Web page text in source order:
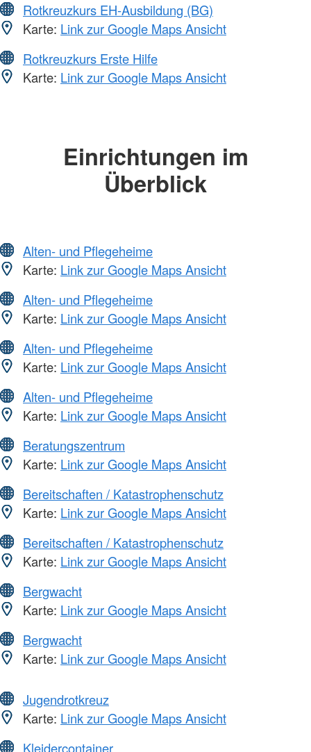
Rotkreuzkurs EH-Ausbildung (BG)
Karte: Link zur Google Maps Ansicht
Rotkreuzkurs Erste Hilfe
Karte: Link zur Google Maps Ansicht
Einrichtungen im
Überblick
Alten- und Pflegeheime
Karte: Link zur Google Maps Ansicht
Alten- und Pflegeheime
Karte: Link zur Google Maps Ansicht
Alten- und Pflegeheime
Karte: Link zur Google Maps Ansicht
Alten- und Pflegeheime
Karte: Link zur Google Maps Ansicht
Beratungszentrum
Karte: Link zur Google Maps Ansicht
Bereitschaften / Katastrophenschutz
Karte: Link zur Google Maps Ansicht
Bereitschaften / Katastrophenschutz
Karte: Link zur Google Maps Ansicht
Bergwacht
Karte: Link zur Google Maps Ansicht
Bergwacht
Karte: Link zur Google Maps Ansicht
Jugendrotkreuz
Karte: Link zur Google Maps Ansicht
Kleidercontainer